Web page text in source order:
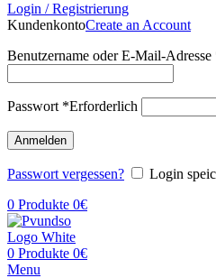
Login / Registrierung
KundenkontoCreate an Account
Benutzername oder E-Mail-Adresse
Passwort *Erforderlich
Anmelden
Passwort vergessen?
Login
0 Produkte 0€
0 Produkte 0€
Menu